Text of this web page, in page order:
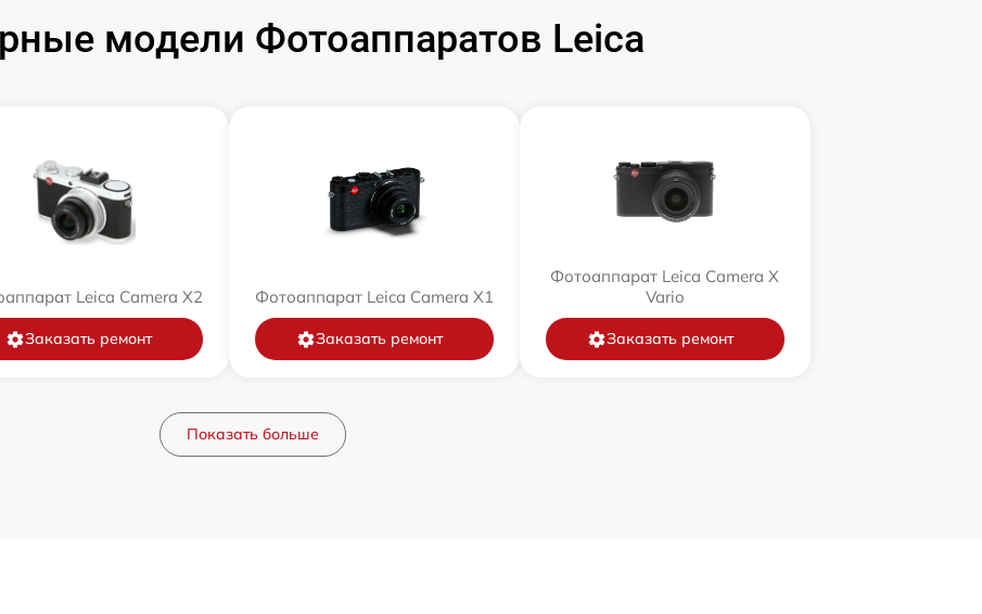
модели Фотоаппаратов Leica
Leica Camera X2
Заказать ремонт
Фотоаппарат Leica Camera X1
Заказать ремонт
Фотоаппарат Leica Camera X
Vario
Заказать ремонт
Показать больше